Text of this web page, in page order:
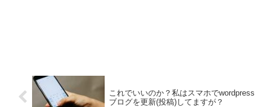
これでいいのか？私はスマホでwordpress
ブログを更新(投稿)してますが？